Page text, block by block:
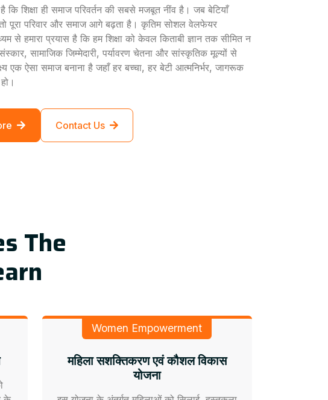
कि शिक्षा ही समाज परिवर्तन की सबसे मजबूत नींव है। जब बेटियाँ
तो पूरा परिवार और समाज आगे बढ़ता है। कृतिम सोशल वेलफेयर
से हमारा प्रयास है कि हम शिक्षा को केवल किताबी ज्ञान तक सीमित न
सामाजिक जिम्मेदारी, पर्यावरण चेतना और सांस्कृतिक मूल्यों से
एक ऐसा समाज बनाना है जहाँ हर बच्चा, हर बेटी आत्मनिर्भर, जागरूक
Contact Us
The
Women Empowerment
महिला सशक्तिकरण एवं कौशल विकास
योजना